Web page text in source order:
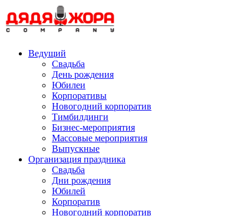
to
content
Ведущий
Свадьба
День рождения
Юбилеи
Корпоративы
Новогодний корпоратив
Тимбилдинги
Бизнес-мероприятия
Массовые мероприятия
Выпускные
Организация праздника
Свадьба
Дни рождения
Юбилей
Корпоратив
Новогодний корпоратив